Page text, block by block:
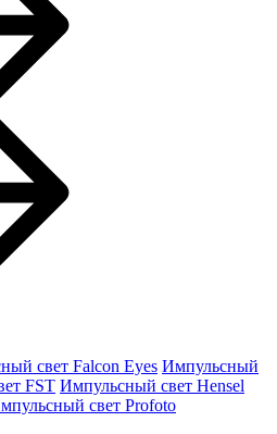
свет Falcon Eyes Импульсный
FST Импульсный свет Hensel
свет Profoto